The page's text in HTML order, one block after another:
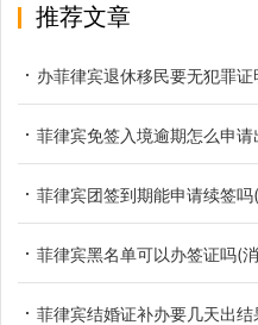
推荐文章
办菲律宾退休移民要无犯罪
菲律宾免签入境逾期怎么申
菲律宾团签到期能申请续签
菲律宾黑名单可以办签证吗(
菲律宾结婚证补办要几天出